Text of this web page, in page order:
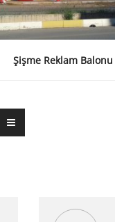
Şişme Reklam Balonu